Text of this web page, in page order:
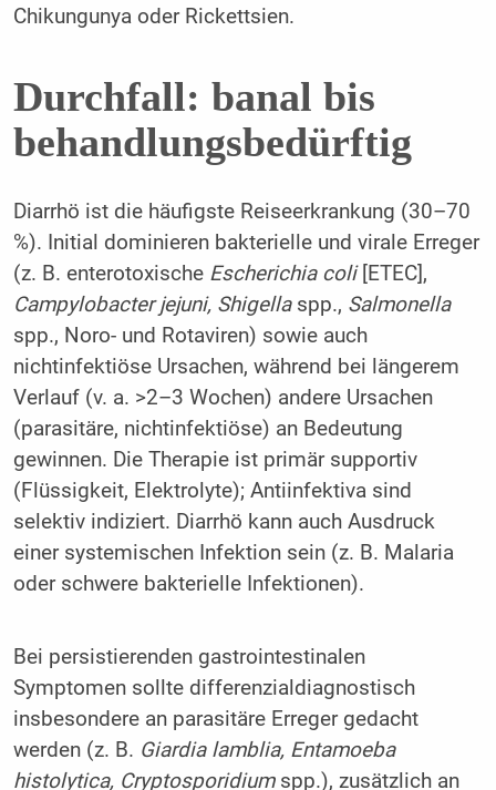
Chikungunya oder Rickettsien.
Durchfall: banal bis
behandlungsbedürftig
Diarrhö ist die häufigste Reiseerkrankung (30–70
%). Initial dominieren bakterielle und virale Erreger
(z. B. enterotoxische Escherichia coli[ETEC],
Campylobacter jejuni, Shigellaspp., Salmonella
spp., Noro- und Rotaviren) sowie auch
nichtinfektiöse Ursachen, während bei längerem
Verlauf (v. a. >2–3 Wochen) andere Ursachen
(parasitäre, nichtinfektiöse) an Bedeutung
gewinnen. Die Therapie ist primär supportiv
(Flüssigkeit, Elektrolyte); Antiinfektiva sind
selektiv indiziert. Diarrhö kann auch Ausdruck
einer systemischen Infektion sein (z. B. Malaria
oder schwere bakterielle Infektionen).
Bei persistierenden gastrointestinalen
Symptomen sollte differenzialdiagnostisch
insbesondere an parasitäre Erreger gedacht
werden (z. B. Giardia lamblia, Entamoeba
histolytica, Cryptosporidiumspp.), zusätzlich an